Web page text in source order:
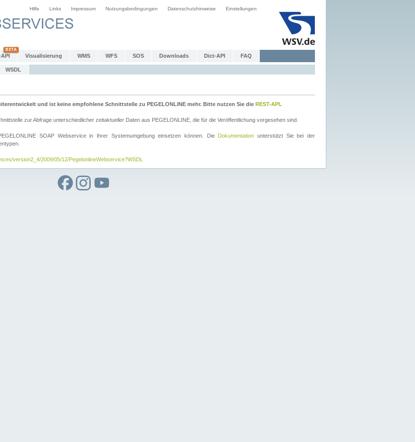
Hilfe Links Impressum Nutzungsbedingungen Datenschutzhinweise Einstellungen
Visualisierung WMS WFS SOS Downloads Dict-API FAQ
WSDL
und ist keine empfohlene Schnittstelle zu PEGELONLINE mehr. Bitte nutzen Sie die REST-API.
zur Abfrage unterschiedlicher zeitaktueller Daten aus PEGELONLINE, die für die Veröffentlichung vorgesehen sind.
SOAP Webservice in Ihrer Systemumgebung einsetzen können. Die Dokumentation unterstützt Sie bei der
version2_4/2009/05/12/PegelonlineWebservice?WSDL